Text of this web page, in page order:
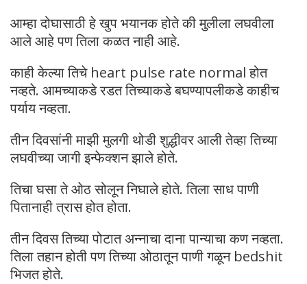
आम्हा दोघासाठी हे खुप भयानक होते की मुलीला लघवीला
आले आहे पण तिला कळत नाही आहे.
काही केल्या तिचे heart pulse rate normal होत
नव्हते. आमच्याकडे रडत तिच्याकडे बघण्यापलीकडे काहीच
पर्याय नव्हता.
तीन दिवसांनी माझी मुलगी थोडी शुद्धीवर आली तेव्हा तिच्या
लघवीच्या जागी इन्फेक्शन झाले होते.
तिचा घसा ते ओठ सोलून निघाले होते. तिला साध पाणी
पितानाही त्रास होत होता.
तीन दिवस तिच्या पोटात अन्नाचा दाना पान्याचा कण नव्हता.
तिला तहान होती पण तिच्या ओठातून पाणी गळून bedshit
भिजत होते.